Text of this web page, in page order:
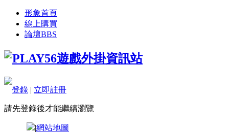
形象首頁
線上購買
論壇BBS
登錄 | 立即註冊
請先登錄後才能繼續瀏覽
|網站地圖